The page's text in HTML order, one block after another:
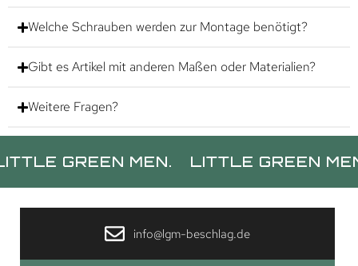
Welche Schrauben werden zur Montage benötigt?
Gibt es Artikel mit anderen Maßen oder Materialien?
Weitere Fragen?
GREEN MEN. LITTLE GREEN MEN.
info@lgm-beschlag.de